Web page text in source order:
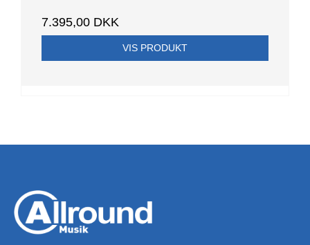
7.395,00 DKK
VIS PRODUKT